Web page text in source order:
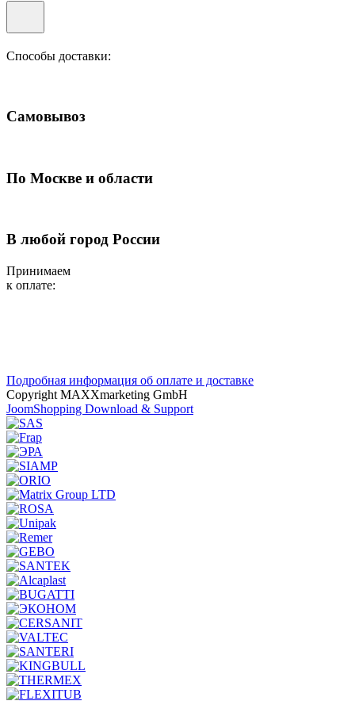
Способы доставки:
Самовывоз
По Москве и области
В любой город России
Принимаем
к оплате:
Подробная информация об оплате и доставке
Copyright MAXXmarketing GmbH
JoomShopping Download & Support